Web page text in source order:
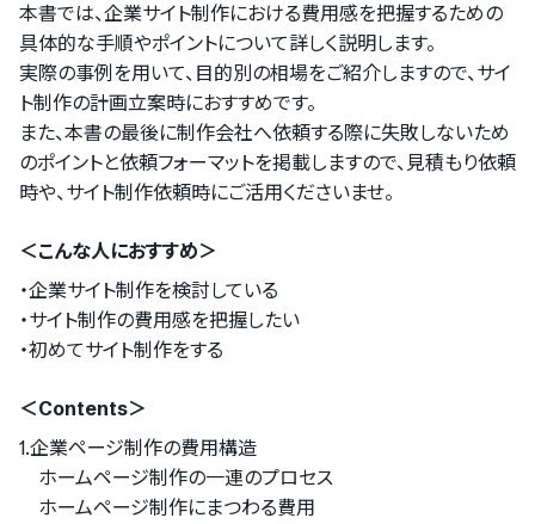
本書では、企業サイト制作における費用感を把握するための
具体的な手順やポイントについて詳しく説明します。
実際の事例を用いて、目的別の相場をご紹介しますので、サイ
ト制作の計画立案時におすすめです。
また、本書の最後に制作会社へ依頼する際に失敗しないため
のポイントと依頼フォーマットを掲載しますので、見積もり依頼
時や、サイト制作依頼時にご活用くださいませ。
＜こんな人におすすめ＞
・企業サイト制作を検討している
・サイト制作の費用感を把握したい
・初めてサイト制作をする
＜Contents＞
1.企業ページ制作の費用構造
ホームページ制作の一連のプロセス
ホームページ制作にまつわる費用